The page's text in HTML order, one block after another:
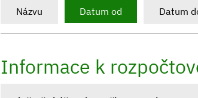
Názvu
Datum od Datum
Informace k